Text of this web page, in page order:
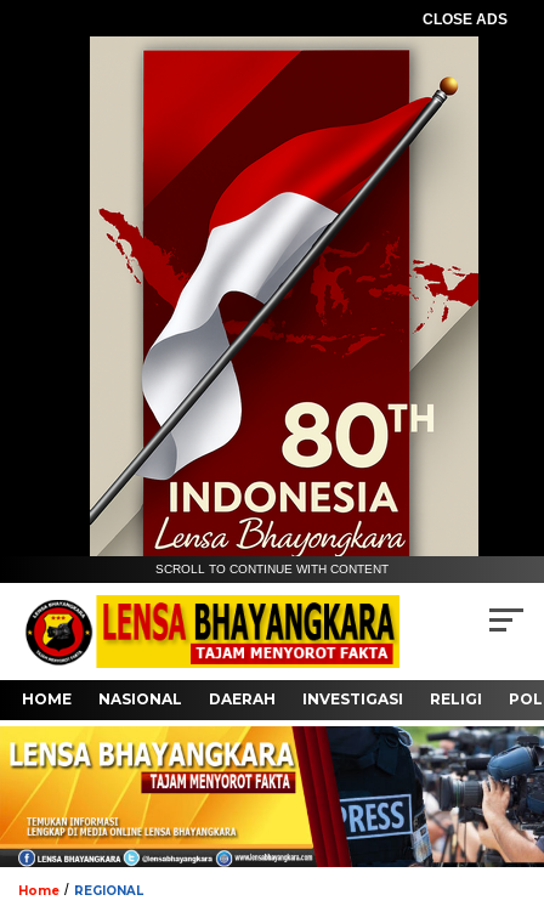
CLOSE ADS
SCROLL TO CONTINUE WITH CONTENT
HOME NASIONAL DAERAH INVESTIGASI RELIGI
Home / REGIONAL